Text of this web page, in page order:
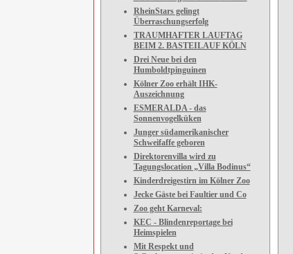
RheinStars gelingt
Überraschungserfolg
TRAUMHAFTER LAUFTAG
BEIM 2. BASTEILAUF KÖLN
Drei Neue bei den
Humboldtpinguinen
Kölner Zoo erhält IHK-
Auszeichnung
ESMERALDA - das
Sonnenvogelküken
Junger südamerikanischer
Schweifaffe geboren
Direktorenvilla wird zu
Tagungslocation „Villa Bodinus“
Kinderdreigestirn im Kölner Zoo
Jecke Gäste bei Faultier und Co
Zoo geht Karneval:
KEC - Blindenreportage bei
Heimspielen
Mit Respekt und